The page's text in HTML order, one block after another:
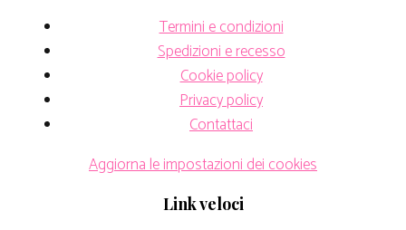
Termini e condizioni
Spedizioni e recesso
Cookie policy
Privacy policy
Contattaci
Aggiorna le impostazioni dei cookies
Link veloci